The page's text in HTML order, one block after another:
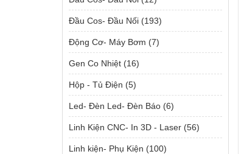
Đầu Cos- Đầu Nối (193)
Động Cơ- Máy Bơm (7)
Gen Co Nhiệt (16)
Hộp - Tủ Điện (5)
Led- Đèn Led- Đèn Báo (6)
Linh Kiện CNC- In 3D - Laser (56)
Linh kiện- Phụ Kiện (100)